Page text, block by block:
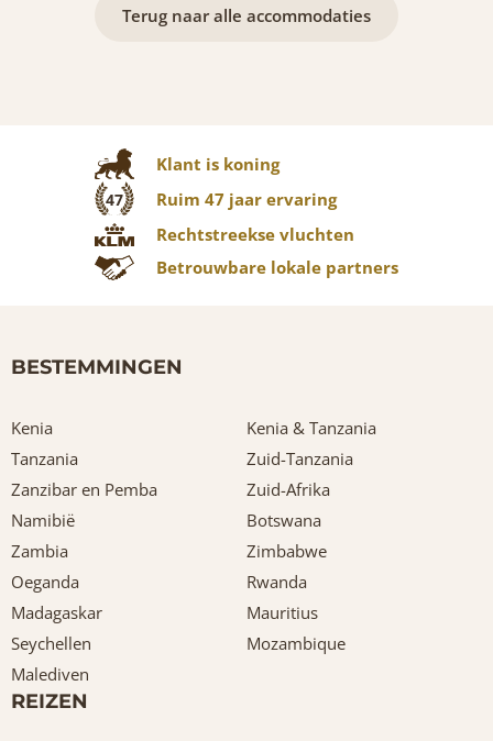
Terug naar alle accommodaties
Klant is koning
47
Ruim 47 jaar ervaring
Rechtstreekse vluchten
Betrouwbare lokale partners
BESTEMMINGEN
Kenia
Kenia & Tanzania
Tanzania
Zuid-Tanzania
Zanzibar en Pemba
Zuid-Afrika
Namibië
Botswana
Zambia
Zimbabwe
Oeganda
Rwanda
Madagaskar
Mauritius
Seychellen
Mozambique
Malediven
REIZEN